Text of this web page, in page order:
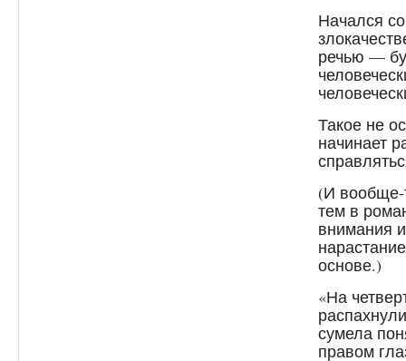
Начался
речью —
Такое не
начинает
(И вообще-
тем в
внимания
основе.)
«На
сумела
правом